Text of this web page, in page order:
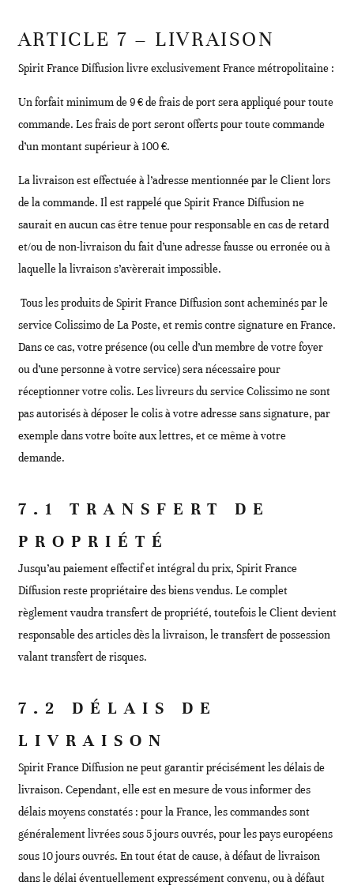
ARTICLE 7 – LIVRAISON
Spirit France Diffusion livre exclusivement France métropolitaine :
Un forfait minimum de 9 € de frais de port sera appliqué pour toute
commande. Les frais de port seront offerts pour toute commande
d’un montant supérieur à 100 €.
La livraison est effectuée à l’adresse mentionnée par le Client lors
de la commande. Il est rappelé que Spirit France Diffusion ne
saurait en aucun cas être tenue pour responsable en cas de retard
et/ou de non-livraison du fait d’une adresse fausse ou erronée ou à
laquelle la livraison s’avèrerait impossible.
Tous les produits de Spirit France Diffusion sont acheminés par le
service Colissimo de La Poste, et remis contre signature en France.
Dans ce cas, votre présence (ou celle d’un membre de votre foyer
ou d’une personne à votre service) sera nécessaire pour
réceptionner votre colis. Les livreurs du service Colissimo ne sont
pas autorisés à déposer le colis à votre adresse sans signature, par
exemple dans votre boîte aux lettres, et ce même à votre
demande.
7.1 TRANSFERT DE
PROPRIÉTÉ
Jusqu’au paiement effectif et intégral du prix, Spirit France
Diffusion reste propriétaire des biens vendus. Le complet
règlement vaudra transfert de propriété, toutefois le Client devient
responsable des articles dès la livraison, le transfert de possession
valant transfert de risques.
7.2 DÉLAIS DE
LIVRAISON
Spirit France Diffusion ne peut garantir précisément les délais de
livraison. Cependant, elle est en mesure de vous informer des
délais moyens constatés : pour la France, les commandes sont
généralement livrées sous 5 jours ouvrés, pour les pays européens
sous 10 jours ouvrés. En tout état de cause, à défaut de livraison
dans le délai éventuellement expressément convenu, ou à défaut